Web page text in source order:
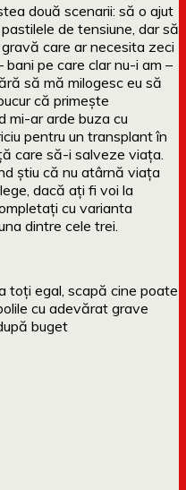
două scenarii: să o ajut
de tensiune, dar să
care ar necesita zeci
pe care clar nu-i am –
să mă milogesc eu să
că primește
mi-ar arde buza cu
pentru un transplant în
care să-i salveze viața.
știu că nu atârnă viața
dacă ați fi voi la
cu varianta
dintre cele trei.
toți egal, scapă cine poate
cu adevărat grave
buget